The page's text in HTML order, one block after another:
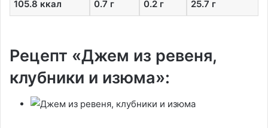
105.8 ккал
0.7 г
0.2 г
25.7 г
Рецепт «Джем из ревеня,
клубники и изюма»: